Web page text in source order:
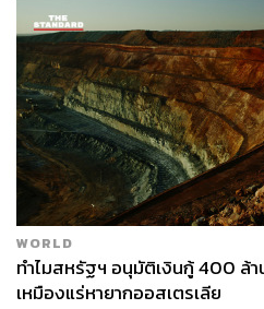
ABOUT
WORLD
ทำไมสหรัฐฯ อนุมัติเงินกู้ 400 ล้
เหมืองแร่หายากออสเตรเลีย